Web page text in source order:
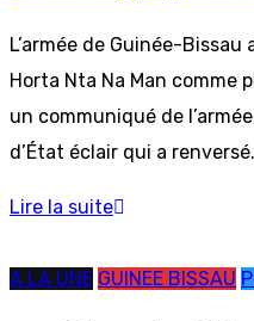
L’armée de Guinée-
Horta Nta Na Man comme
un communiqué de
d’État éclair qui a renversé.
Lire la suite
A LA UNE GUINEE BISSAU